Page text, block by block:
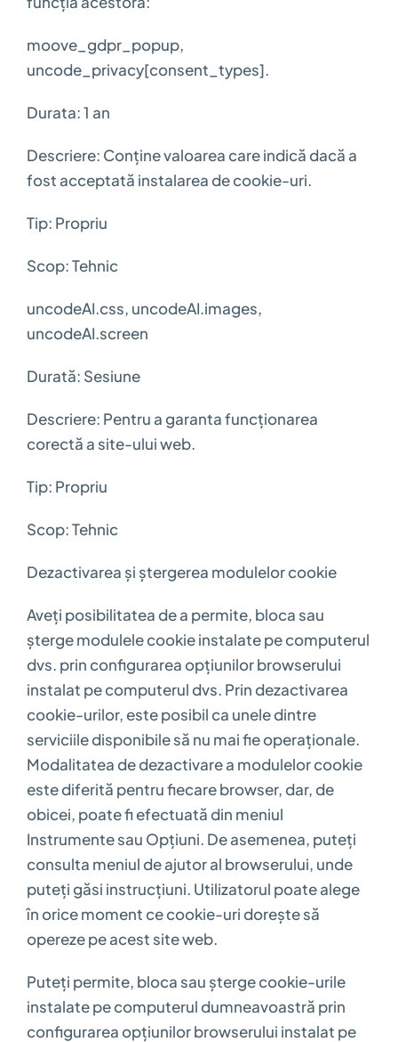
moove_gdpr_popup,
uncode_privacy[consent_types].
Durata: 1 an
Descriere: Conține valoarea care indică dacă a
fost acceptată instalarea de cookie-uri.
Tip: Propriu
Scop: Tehnic
uncodeAI.css, uncodeAI.images,
uncodeAI.screen
Durată: Sesiune
Descriere: Pentru a garanta funcționarea
corectă a site-ului web.
Tip: Propriu
Scop: Tehnic
Dezactivarea și ștergerea modulelor cookie
Aveți posibilitatea de a permite, bloca sau
șterge modulele cookie instalate pe computerul
dvs. prin configurarea opțiunilor browserului
instalat pe computerul dvs. Prin dezactivarea
cookie-urilor, este posibil ca unele dintre
serviciile disponibile să nu mai fie operaționale.
Modalitatea de dezactivare a modulelor cookie
este diferită pentru fiecare browser, dar, de
obicei, poate fi efectuată din meniul
Instrumente sau Opțiuni. De asemenea, puteți
consulta meniul de ajutor al browserului, unde
puteți găsi instrucțiuni. Utilizatorul poate alege
în orice moment ce cookie-uri dorește să
opereze pe acest site web.
Puteți permite, bloca sau șterge cookie-urile
instalate pe computerul dumneavoastră prin
configurarea opțiunilor browserului instalat pe